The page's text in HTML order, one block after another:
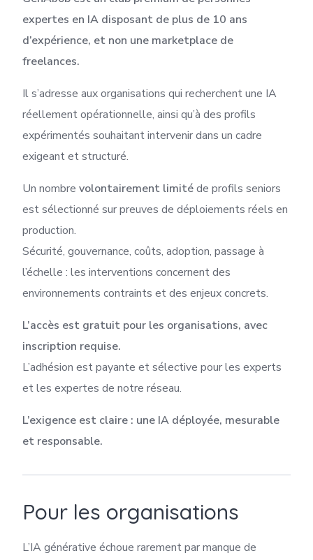
expertes en IA disposant de plus de 10 ans
d’expérience, et non une marketplace de
freelances.
Il s’adresse aux organisations qui recherchent une IA
réellement opérationnelle, ainsi qu’à des profils
expérimentés souhaitant intervenir dans un cadre
exigeant et structuré.
Un nombre volontairement limitéde profils seniors
est sélectionné sur preuves de déploiements réels en
production.
Sécurité, gouvernance, coûts, adoption, passage à
l’échelle : les interventions concernent des
environnements contraints et des enjeux concrets.
L’accès est gratuit pour les organisations, avec
inscription requise.
L’adhésion est payante et sélective pour les experts
et les expertes de notre réseau.
L’exigence est claire : une IA déployée, mesurable
et responsable.
Pour les organisations
L’IA générative échoue rarement par manque de